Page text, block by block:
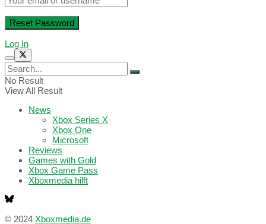
Log In
No Result
View All Result
News
Xbox Series X
Xbox One
Microsoft
Reviews
Games with Gold
Xbox Game Pass
Xboxmedia hilft
© 2024 Xboxmedia.de